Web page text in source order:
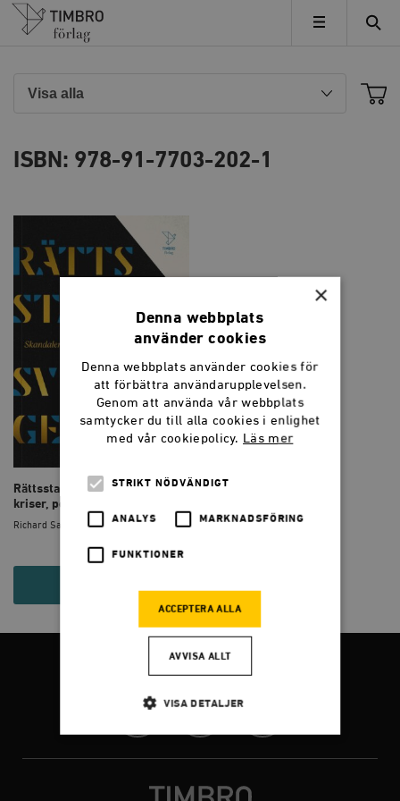
Timbro
MENY
ISBN: 978-91-7703-202-1
Rättsstaten Sverige: Skandaler,
kriser, politik
Richard Sannerholm
×
Denna webbplats
använder cookies
Denna webbplats använder cookies för
att förbättra användarupplevelsen.
Genom att använda vår webbplats
samtycker du till alla cookies i enlighet
med vår cookiepolicy. Läs mer
STRIKT NÖDVÄNDIGT
ANALYS MARKNADSFÖRING
FUNKTIONER
ACCEPTERA ALLA
AVVISA ALLT
VISA DETALJER
Marknadsföring Funktioner